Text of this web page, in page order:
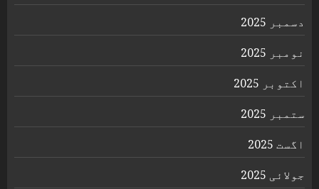
دسمبر 2025
نومبر 2025
اکتوبر 2025
ستمبر 2025
اگست 2025
جولائی 2025